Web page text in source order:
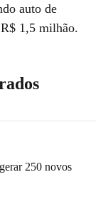
auto de
1,5 milhão.
250 novos